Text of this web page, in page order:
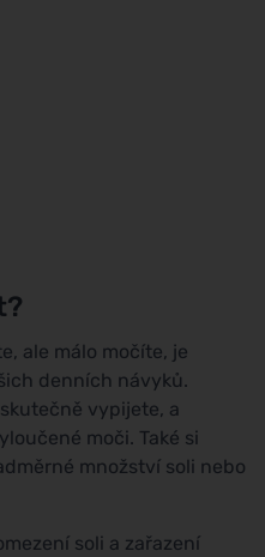
ale málo močíte, je
denních návyků.
vypijete, a
moči. Také si
množství soli nebo
soli a zařazení